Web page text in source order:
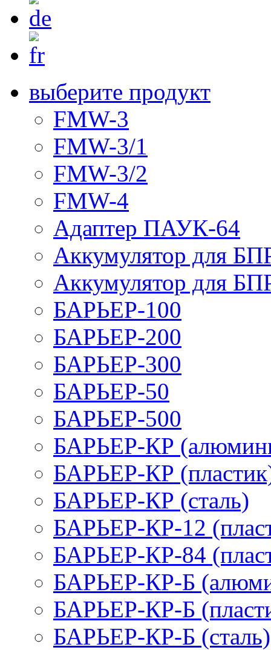
выберите продукт
FMW-3
FMW-3/1
FMW-3/2
FMW-4
Адаптер ПАУК-64
Аккумулятор для
Аккумулятор для
БАРЬЕР-100
БАРЬЕР-200
БАРЬЕР-300
БАРЬЕР-50
БАРЬЕР-500
БАРЬЕР-КР
БАРЬЕР-КР
БАРЬЕР-КР (сталь)
БАРЬЕР-КР-12
БАРЬЕР-КР-84
БАРЬЕР-КР-Б
БАРЬЕР-КР-Б
БАРЬЕР-КР-Б (сталь)